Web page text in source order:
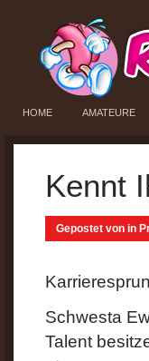
HOME AMATEURE
Kennt
Gepostet von in
Schwesta
Talent